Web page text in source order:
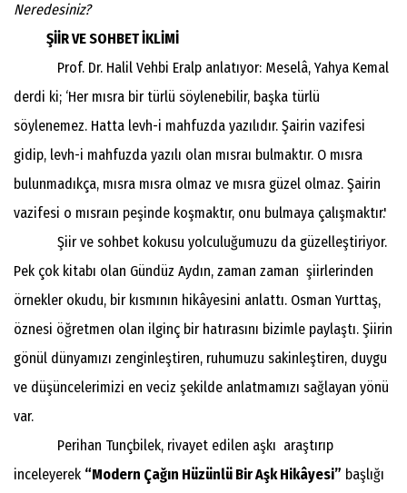
Neredesiniz?
ŞİİR VE SOHBET İKLİMİ
Prof. Dr. Halil Vehbi Eralp anlatıyor: Meselâ, Yahya Kemal
derdi ki; ‘Her mısra bir türlü söylenebilir, başka türlü
söylenemez. Hatta levh-i mahfuzda yazılıdır. Şairin vazifesi
gidip, levh-i mahfuzda yazılı olan mısraı bulmaktır. O mısra
bulunmadıkça, mısra mısra olmaz ve mısra güzel olmaz. Şairin
vazifesi o mısraın peşinde koşmaktır, onu bulmaya çalışmaktır.'
Şiir ve sohbet kokusu yolculuğumuzu da güzelleştiriyor.
Pek çok kitabı olan Gündüz Aydın, zaman zaman şiirlerinden
örnekler okudu, bir kısmının hikâyesini anlattı. Osman Yurttaş,
öznesi öğretmen olan ilginç bir hatırasını bizimle paylaştı. Şiirin
gönül dünyamızı zenginleştiren, ruhumuzu sakinleştiren, duygu
ve düşüncelerimizi en veciz şekilde anlatmamızı sağlayan yönü
var.
Perihan Tunçbilek, rivayet edilen aşkı araştırıp
inceleyerek “Modern Çağın Hüzünlü Bir Aşk Hikâyesi” başlığı